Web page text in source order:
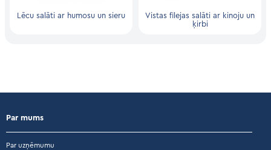
Lēcu salāti ar humosu un sieru
Vistas filejas salāti ar kinoju un
ķirbi
Par mums
Par uzņēmumu